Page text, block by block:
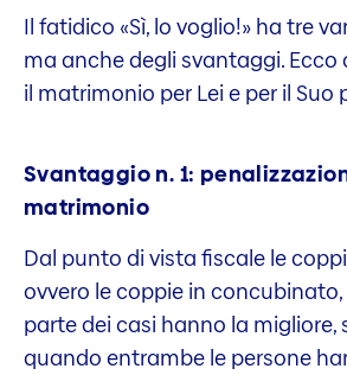
Il fatidico «Sì, lo voglio!» ha tre
ma anche degli svantaggi.
il matrimonio per Lei e per il Suo
Svantaggio n. 1:
matrimonio
Dal punto di vista fiscale le
ovvero le coppie in
parte dei casi hanno la
quando entrambe le persone